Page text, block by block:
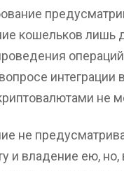
кошельков лишь
интеграции
не
не
и владение ею,